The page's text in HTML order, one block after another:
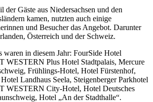
der Gäste aus Niedersachsen und den
kamen, nutzten auch einige
und Besucher das Angebot. Darunter
Österreich und der Schweiz.
waren in diesem Jahr: FourSide Hotel
WESTERN Plus Hotel Stadtpalais, Mercure
Frühlings-Hotel, Hotel Fürstenhof,
Landhaus Seela, Steigenberger Parkhotel
WESTERN City-Hotel, Hotel Deutsches
Hotel „An der Stadthalle“.